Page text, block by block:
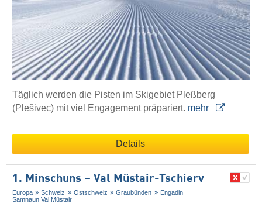
Täglich werden die Pisten im Skigebiet Pleßberg
(Plešivec) mit viel Engagement präpariert. mehr
Details
1. Minschuns – Val Müstair-Tschierv
Europa Schweiz Ostschweiz Graubünden
Engadin
Samnaun Val Müstair